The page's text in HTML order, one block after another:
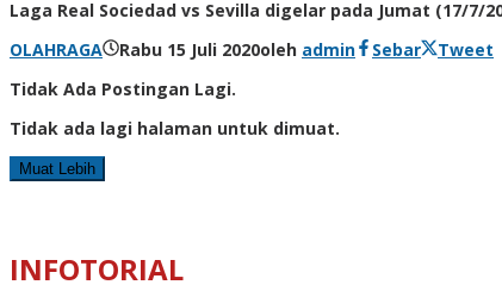
Laga Real Sociedad vs Sevilla digelar pada Jumat (17/7/
OLAHRAGA
Rabu 15 Juli 2020oleh admin Sebar
Tweet
Tidak Ada Postingan Lagi.
Tidak ada lagi halaman untuk dimuat.
Muat Lebih
INFOTORIAL